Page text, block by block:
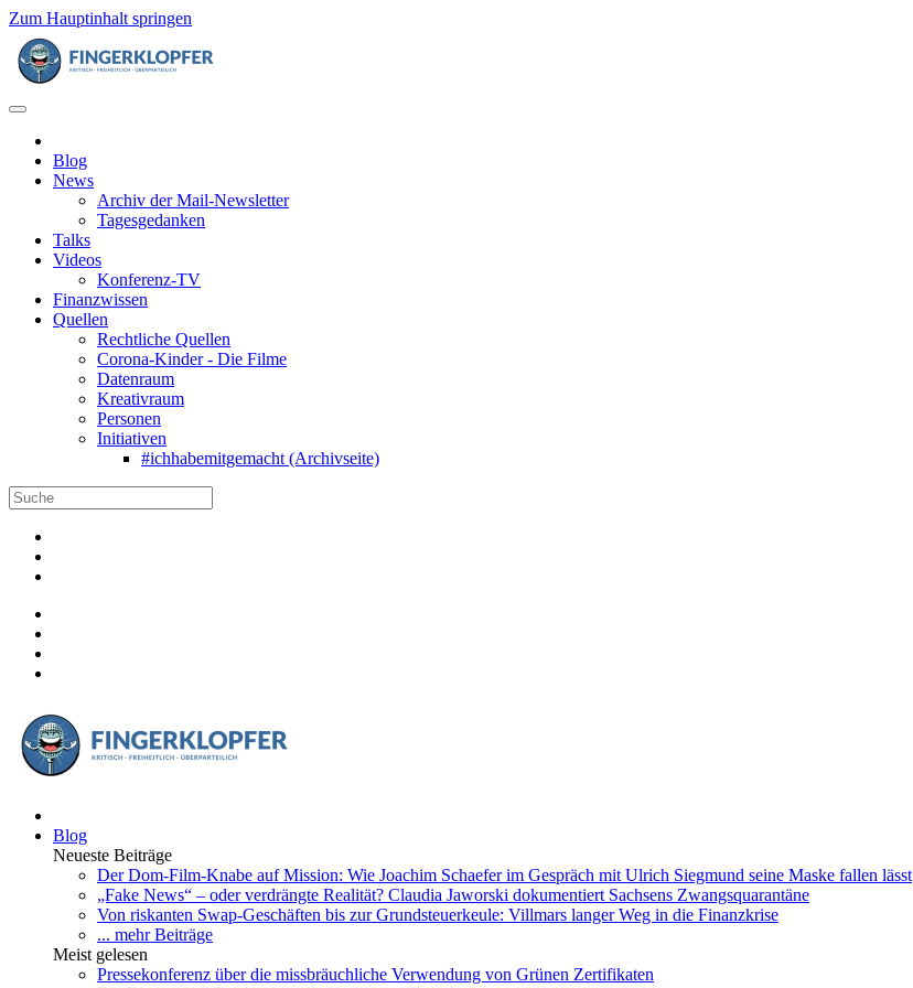
Zum Hauptinhalt springen
Blog
News
Archiv der Mail-Newsletter
Tagesgedanken
Talks
Videos
Konferenz-TV
Finanzwissen
Quellen
Rechtliche Quellen
Corona-Kinder - Die Filme
Datenraum
Kreativraum
Personen
Initiativen
#ichhabemitgemacht (Archivseite)
Blog
Neueste Beiträge
Der Dom-Film-Knabe auf Mission: Wie Joachim Schaefer im Gespräch mit Ulrich Siegmund seine Maske fallen lässt
„Fake News“ – oder verdrängte Realität? Claudia Jaworski dokumentiert Sachsens Zwangsquarantäne
Von riskanten Swap-Geschäften bis zur Grundsteuerkeule: Villmars langer Weg in die Finanzkrise
... mehr Beiträge
Meist gelesen
Pressekonferenz über die missbräuchliche Verwendung von Grünen Zertifikaten